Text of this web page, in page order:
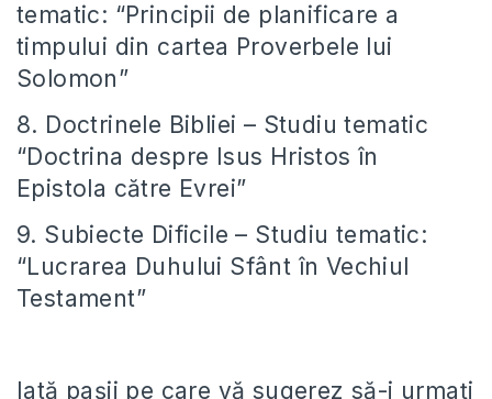
tematic: “Principii de planificare a
timpului din cartea Proverbele lui
Solomon”
8. Doctrinele Bibliei – Studiu tematic
“Doctrina despre Isus Hristos în
Epistola către Evrei”
9. Subiecte Dificile – Studiu tematic:
“Lucrarea Duhului Sfânt în Vechiul
Testament”
Iată pașii pe care vă sugerez să-i urmați